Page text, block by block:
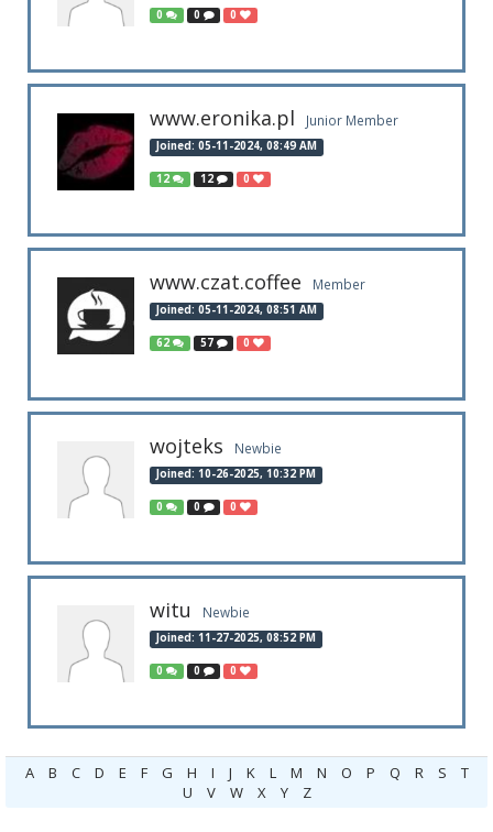
0 0 0
www.eronika.pl Junior Member
Joined: 05-11-2024, 08:49 AM
12 12 0
www.czat.coffee Member
Joined: 05-11-2024, 08:51 AM
62 57 0
wojteks Newbie
Joined: 10-26-2025, 10:32 PM
0 0 0
witu Newbie
Joined: 11-27-2025, 08:52 PM
0 0 0
A B C D E F G H I J K L M N O P Q R S
T
U
V W X Y Z